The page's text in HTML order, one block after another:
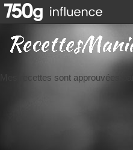
Mes recettes sont approuvées par